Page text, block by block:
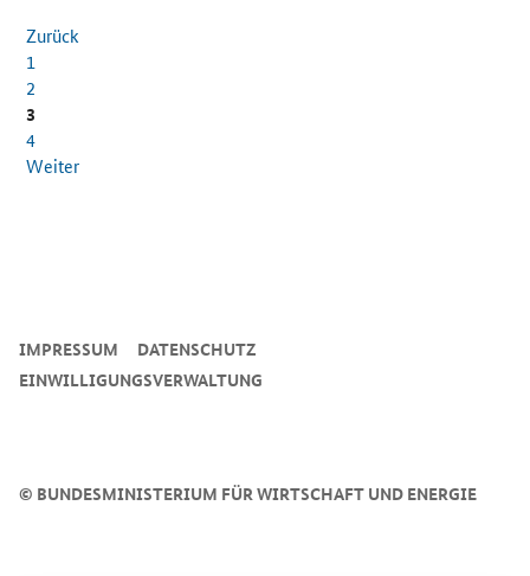
Zurück
1
2
3
4
Weiter
© BUNDESMINISTERIUM FÜR WIRTSCHAFT UND ENERGIE
IMPRESSUM
DATENSCHUTZ
EINWILLIGUNGSVERWALTUNG